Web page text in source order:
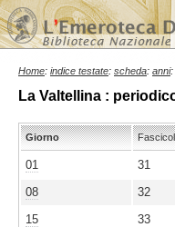
Home: indice testate: scheda: anni:
La Valtellina :
Giorno
01
31
08
32
15
33